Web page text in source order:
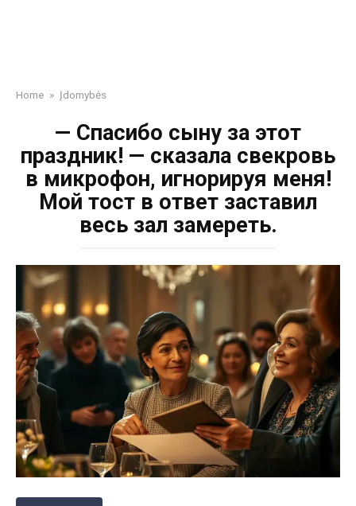
Home » Įdomybės
— Спасибо сыну за этот
праздник! — сказала свекровь
в микрофон, игнорируя меня!
Мой тост в ответ заставил
весь зал замереть.